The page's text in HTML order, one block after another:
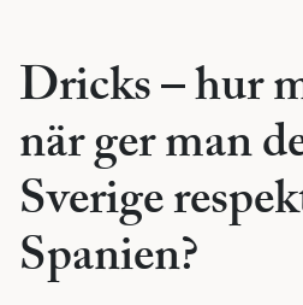
Dricks – hur
när ger man
Sverige
Spanien?